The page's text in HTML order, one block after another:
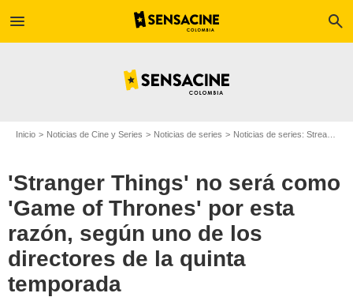
menu search
Inicio Noticias de Cine y Series Noticias de series Noticias de series: Streaming
'Stranger Things' no será como
'Game of Thrones' por esta
razón, según uno de los
directores de la quinta
temporada